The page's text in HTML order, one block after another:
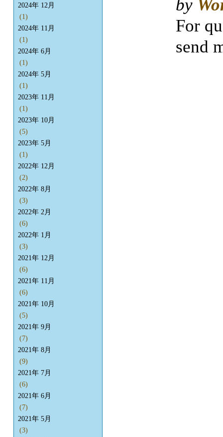
2024年 12月
(1)
2024年 11月
(1)
2024年 6月
(1)
2024年 5月
(1)
2023年 11月
(1)
2023年 10月
(5)
2023年 5月
(1)
2022年 12月
(2)
2022年 8月
(3)
2022年 2月
(6)
2022年 1月
(3)
2021年 12月
(6)
2021年 11月
(6)
2021年 10月
(5)
2021年 9月
(7)
2021年 8月
(9)
2021年 7月
(6)
2021年 6月
(7)
2021年 5月
(3)
by
For
send